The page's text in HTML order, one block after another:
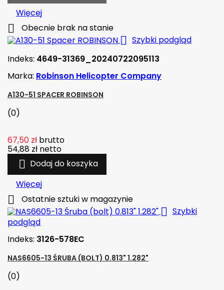
Więcej
 Obecnie brak na stanie
 Szybki podgląd
Indeks: 4649-31369_20240722095113
Marka: Robinson Helicopter Company
A130-51 SPACER ROBINSON
(0)
67,50 zł brutto
54,88 zł netto
 Dodaj do koszyka
Więcej
 Ostatnie sztuki w magazynie
 Szybki
podgląd
Indeks: 3126-578EC
NAS6605-13 ŚRUBA (BOLT) 0.813" 1.282"
(0)